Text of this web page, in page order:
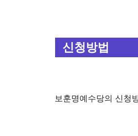
신청방법
보훈명예수당의 신청